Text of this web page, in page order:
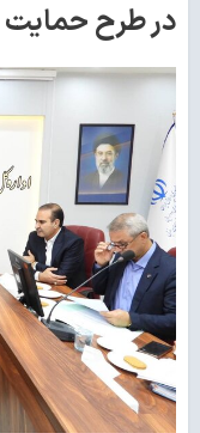
در طرح حمایت